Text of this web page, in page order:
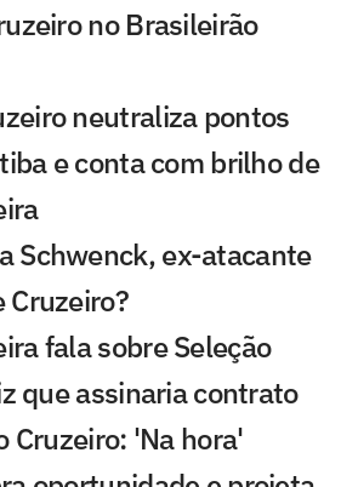
no Brasileirão
neutraliza pontos
e conta com brilho de
Schwenck, ex-atacante
Cruzeiro?
fala sobre Seleção
que assinaria contrato
Cruzeiro: 'Na hora'